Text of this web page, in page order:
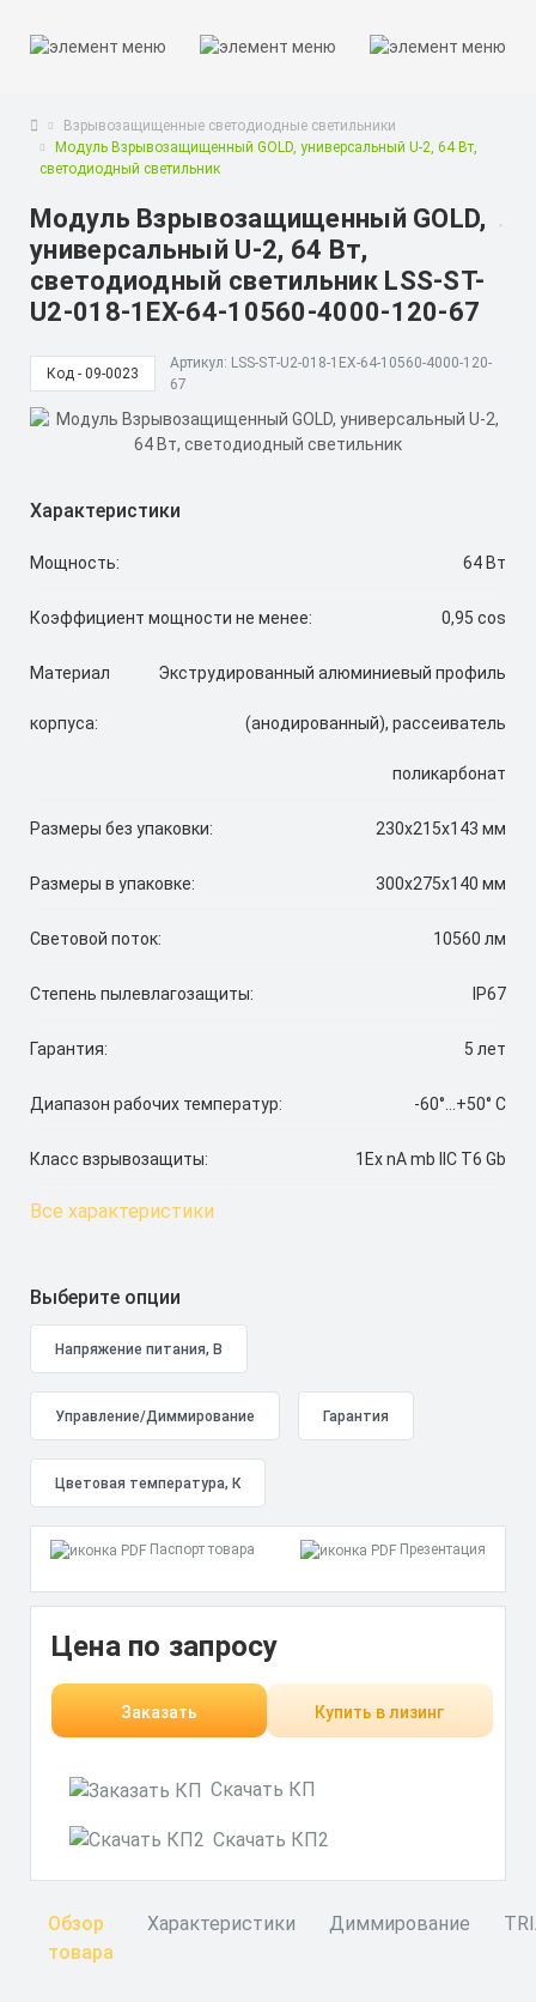
Взрывозащищенные светодиодные светильники
Модуль Взрывозащищенный GOLD, универсальный U-2, 64 Вт,
светодиодный светильник
Модуль Взрывозащищенный GOLD,
универсальный U-2, 64 Вт,
светодиодный светильник LSS-ST-
U2-018-1EX-64-10560-4000-120-67
Код - 09-0023
Артикул: LSS-ST-U2-018-1EX-64-10560-4000-120-
67
Характеристики
Мощность: 64 Вт
Коэффициент мощности не менее: 0,95 cos
Материал
корпуса:
Экструдированный алюминиевый профиль
(анодированный), рассеиватель
поликарбонат
Размеры без упаковки: 230x215x143 мм
Размеры в упаковке: 300x275x140 мм
Световой поток: 10560 лм
Степень пылевлагозащиты: IP67
Гарантия: 5 лет
Диапазон рабочих температур: -60°...+50° C
Класс взрывозащиты: 1Ex nA mb IIC T6 Gb
Все характеристики
Выберите опции
Паспорт товара Презентация
Цена по запросу
Заказать Купить в лизинг
Скачать КП
Скачать КП2
Обзор
товара
Характеристики Диммирование